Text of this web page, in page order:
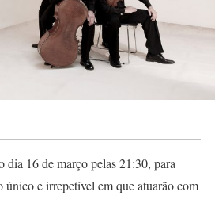
dia 16 de março pelas 21:30, para
único e irrepetível em que atuarão com